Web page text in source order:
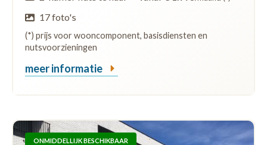
17 foto's
(*) prijs voor wooncomponent, basisdiensten en
nutsvoorzieningen
meer informatie
ONMIDDELLIJK BESCHIKBAAR